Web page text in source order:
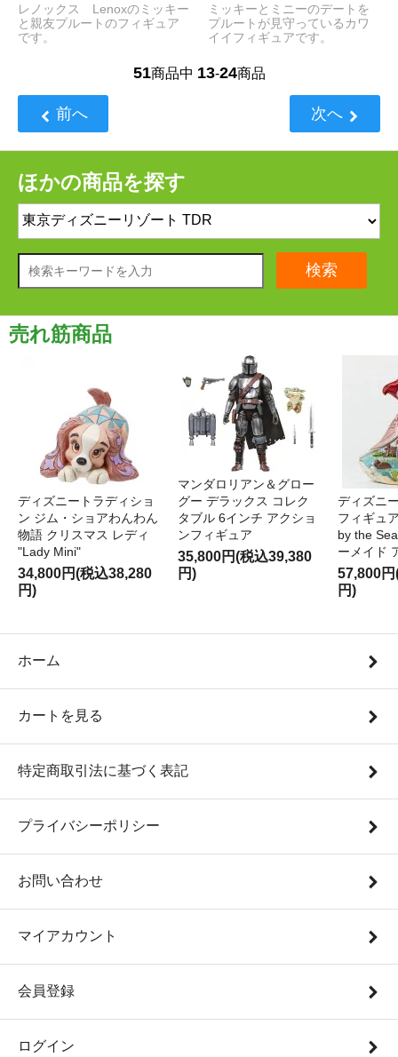
レノックス Lenoxのミッキー
と親友プルートのフィギュア
です。
ミッキーとミニーのデートを
プルートが見守っているカワ
イイフィギュアです。
51商品中 13-24商品
前へ 次へ
ほかの商品を探す
検索
売れ筋商品
ディズニートラディショ
ン ジム・ショアわんわん
物語 クリスマス レディ
"Lady Mini"
34,800円(税込38,280
円)
マンダロリアン＆グロー
グー デラックス コレク
タブル 6インチ アクショ
ンフィギュア
35,800円(税込39,380
円)
ディズニ
フィギュ
by the
ーメイド
57,800
円)
ホーム
カートを見る
特定商取引法に基づく表記
プライバシーポリシー
お問い合わせ
マイアカウント
会員登録
ログイン